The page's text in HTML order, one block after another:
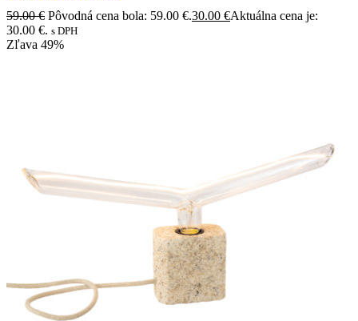
59.00€ Pôvodná cena bola: 59.00 €.30.00 €Aktuálna cena je:
30.00 €. s DPH
Zľava 49%